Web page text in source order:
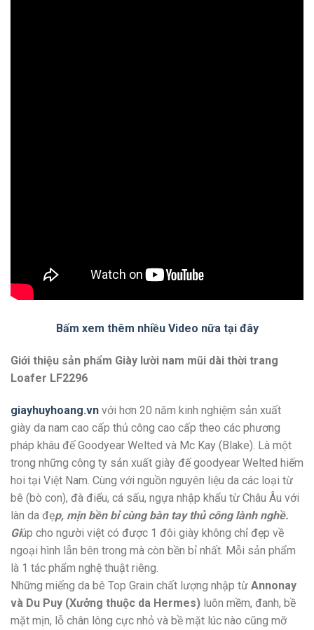
Bấm xem thêm nhiều Video nữa tại đây
Giới thiệu sản phẩm Giày lười nam mũi dài thời trang
Loafer LF2296
giayhuyhoang.vn với hơn 20 năm kinh nghiệm sản xuất
giày da nam cao cấp thủ công cao cấp theo các phương
pháp khâu đế Goodyear Welted và Mc Kay (Blake). Là một
trong những công ty sản xuất giày đế goodyear Welted hiếm
hoi tại Việt Nam. Cùng với nguồn nguyên liệu da các loại từ
bê (bò con), đà điểu, cá sấu, ngựa nhập khẩu từ Châu Âu với
làn da đẹp, mịn bền bỉ cùng bàn tay thủ công lành nghề.
Giúp cho người việt có được 1 đôi giày không chỉ đẹp về
ngoại hình lẫn bên trong mà còn bền bỉ nhất. Mỗi sản phẩm
là 1 tác phẩm nghệ thuật riêng.
Những miếng da bê Top Grain chất lượng nhập từ Annonay
và Du Puy (Xưởng thuộc da Hermes) luôn mềm, đanh, bề
mặt mịn, lỗ chân lông cực nhỏ và bề mặt lúc nào cũng mỡ